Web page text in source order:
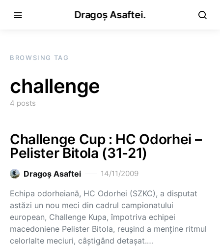
Dragoș Asaftei.
BROWSING TAG
challenge
4 posts
Challenge Cup : HC Odorhei –
Pelister Bitola (31-21)
Dragoş Asaftei 14/11/2009
Echipa odorheiană, HC Odorhei (SZKC), a disputat
astăzi un nou meci din cadrul campionatului
european, Challenge Kupa, împotriva echipei
macedoniene Pelister Bitola, reuşind a menţine ritmul
celorlalte meciuri, câştigând detaşat.…